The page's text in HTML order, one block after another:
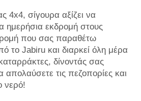
4x4, σίγουρα αξίζει να
ημερήσια εκδρομή στους
που σας παραθέτω
το Jabiru και διαρκεί όλη μέρα
δίνοντάς σας
τις πεζοπορίες και
νερό!